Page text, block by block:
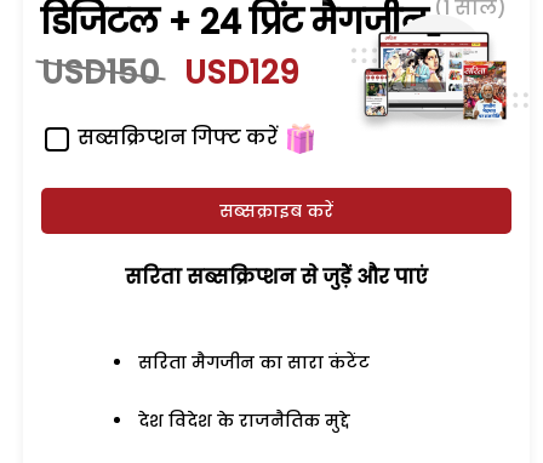
डिजिटल + 24 प्रिंट मैगजीन (1 साल)
USD150 USD129
सब्सक्रिप्शन गिफ्ट करें
सब्सक्राइब करें
सरिता सब्सक्रिप्शन से जुड़ेें और पाएं
सरिता मैगजीन का सारा कंटेंट
देश विदेश के राजनैतिक मुद्दे